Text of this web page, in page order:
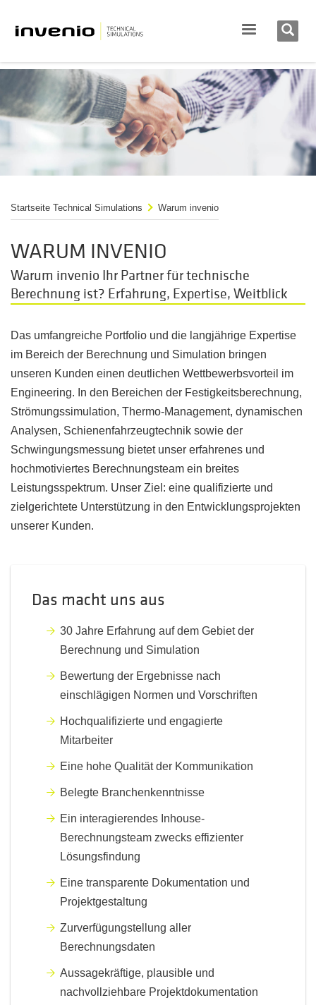
Startseite Technical Simulations Warum invenio
WARUM INVENIO
Warum invenio Ihr Partner für technische
Berechnung ist? Erfahrung, Expertise, Weitblick
Das umfangreiche Portfolio und die langjährige Expertise
im Bereich der Berechnung und Simulation bringen
unseren Kunden einen deutlichen Wettbewerbsvorteil im
Engineering. In den Bereichen der Festigkeitsberechnung,
Strömungssimulation, Thermo-Management, dynamischen
Analysen, Schienenfahrzeugtechnik sowie der
Schwingungsmessung bietet unser erfahrenes und
hochmotiviertes Berechnungsteam ein breites
Leistungsspektrum. Unser Ziel: eine qualifizierte und
zielgerichtete Unterstützung in den Entwicklungsprojekten
unserer Kunden.
Das macht uns aus
30 Jahre Erfahrung auf dem Gebiet der
Berechnung und Simulation
Bewertung der Ergebnisse nach
einschlägigen Normen und Vorschriften
Hochqualifizierte und engagierte
Mitarbeiter
Eine hohe Qualität der Kommunikation
Belegte Branchenkenntnisse
Ein interagierendes Inhouse-
Berechnungsteam zwecks effizienter
Lösungsfindung
Eine transparente Dokumentation und
Projektgestaltung
Zurverfügungstellung aller
Berechnungsdaten
Aussagekräftige, plausible und
nachvollziehbare Projektdokumentation